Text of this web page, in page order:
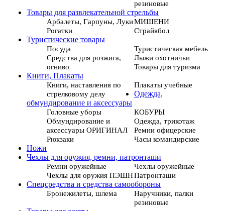
резиновые
Товары для развлекательной стрельбы
Арбалеты, Гарпуны, ЛукиМИШЕНИ
Рогатки
Страйкбол
Туристические товары
Посуда
Туристическая мебель
Средства для розжига,
огниво
Лыжи охотничьи
Товары для туризма
Книги, Плакаты
Книги, наставления по
стрелковому делу
Плакаты учебные
Одежда,
обмундирование и аксессуары
Головные уборы
КОБУРЫ
Обмундирование и
аксессуары ОРИГИНАЛ
Одежда, трикотаж
Ремни офицерские
Рюкзаки
Часы командирские
Ножи
Чехлы для оружия, ремни, патронташи
Ремни оружейные
Чехлы оружейные
Чехлы для оружия ПЭШНПатронташи
Спецсредства и средства самообороны
Бронежилеты, шлема
Наручники, палки
резиновые